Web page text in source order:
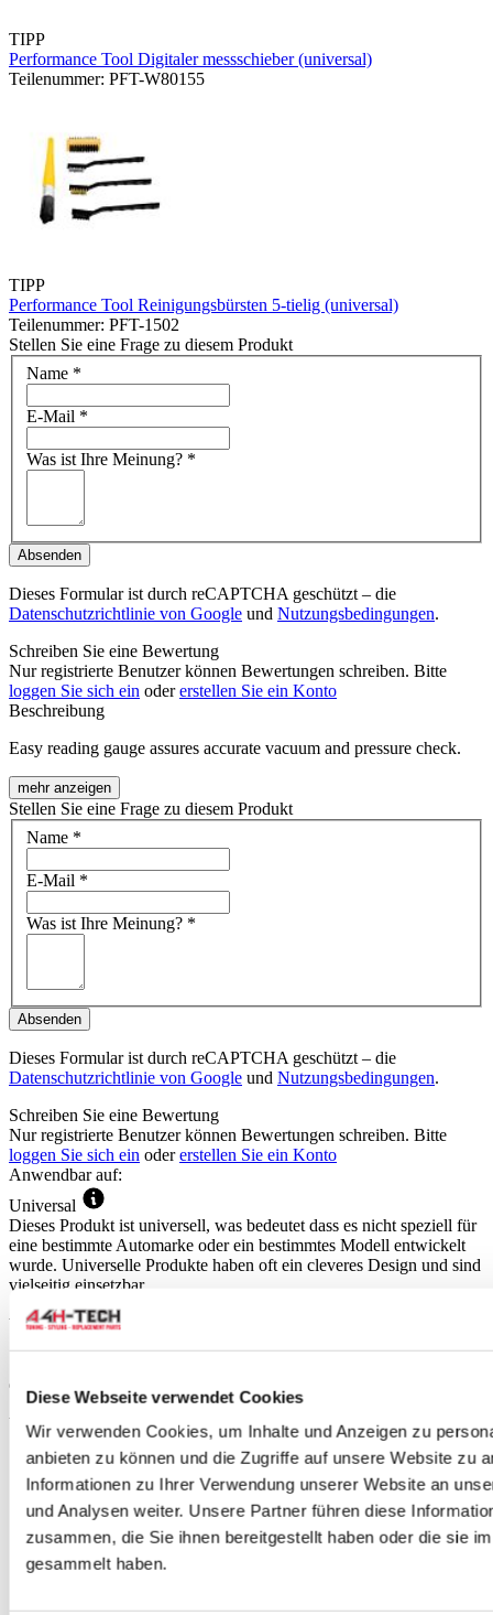
Diese Webseite verwendet Cookies
Wir verwenden Cookies, um Inhalte und Anzeigen zu
anbieten zu können und die Zugriffe auf unsere Website zu
Informationen zu Ihrer Verwendung unserer Website an
und Analysen weiter. Unsere Partner führen diese
zusammen, die Sie ihnen bereitgestellt haben oder die sie
gesammelt haben.
TIPP
Performance Tool Digitaler messschieber (universal)
Teilenummer: PFT-W80155
TIPP
Performance Tool Reinigungsbürsten 5-tielig (universal)
Teilenummer: PFT-1502
Stellen Sie eine Frage zu diesem Produkt
Name *
E-Mail *
Was ist Ihre Meinung? *
Absenden
Dieses Formular ist durch reCAPTCHA geschützt – die
Datenschutzrichtlinie von Google und Nutzungsbedingungen.
Schreiben Sie eine Bewertung
Nur registrierte Benutzer können Bewertungen schreiben. Bitte
loggen Sie sich ein odererstellen Sie ein Konto
Beschreibung
Easy reading gauge assures accurate vacuum and pressure check.
mehr anzeigen
Stellen Sie eine Frage zu diesem Produkt
Name *
E-Mail *
Was ist Ihre Meinung? *
Absenden
Dieses Formular ist durch reCAPTCHA geschützt – die
Datenschutzrichtlinie von Google und Nutzungsbedingungen.
Schreiben Sie eine Bewertung
Nur registrierte Benutzer können Bewertungen schreiben. Bitte
loggen Sie sich ein odererstellen Sie ein Konto
Anwendbar auf:
Universal
Dieses Produkt ist universell, was bedeutet dass es nicht speziell für
eine bestimmte Automarke oder ein bestimmtes Modell entwickelt
wurde. Universelle Produkte haben oft ein cleveres Design und sind
vielseitig einsetzbar.
Woher wissen Sie ob dieses Produkt für Ihr Auto geeignet ist?
der Spezifikationen, des Bildes oder des Titels des Produkts können
Sie überprüfen, ob es für Ihr Auto geeignet ist.
Verwandte Produkte